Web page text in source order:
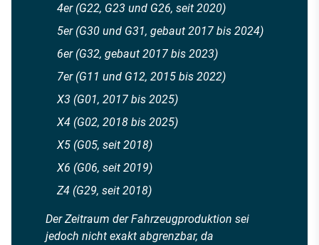
4er (G22, G23 und G26, seit 2020)
5er (G30 und G31, gebaut 2017 bis 2024)
6er (G32, gebaut 2017 bis 2023)
7er (G11 und G12, 2015 bis 2022)
X3 (G01, 2017 bis 2025)
X4 (G02, 2018 bis 2025)
X5 (G05, seit 2018)
X6 (G06, seit 2019)
Z4 (G29, seit 2018)
Der Zeitraum der Fahrzeugproduktion sei
jedoch nicht exakt abgrenzbar, da